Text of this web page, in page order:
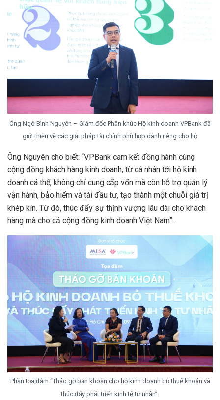
Ông Ngô Bình Nguyên – Giám đốc Phân khúc Hộ kinh doanh VPBank đã
giới thiệu về các giải pháp tài chính phù hợp dành riêng cho hộ
Ông Nguyên cho biết: “VPBank cam kết đồng hành cùng
cộng đồng khách hàng kinh doanh, từ cá nhân tới hộ kinh
doanh cá thể, không chỉ cung cấp vốn mà còn hỗ trợ quản lý
vận hành, bảo hiểm và tái đầu tư, tạo thành một chuỗi giá trị
khép kín. Từ đó, thúc đẩy sự thịnh vượng lâu dài cho khách
hàng mà cho cả cộng đồng kinh doanh Việt Nam”.
Phần tọa đàm “Tháo gỡ băn khoăn cho hộ kinh doanh bỏ thuế khoán và
thúc đẩy phát triển kinh tế tư nhân”.